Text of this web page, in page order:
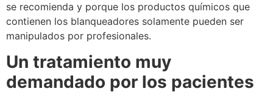
se recomienda y porque los productos químicos que
contienen los blanqueadores solamente pueden ser
manipulados por profesionales.
Un tratamiento muy
demandado por los pacientes